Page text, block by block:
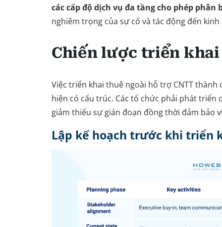
các cấp độ dịch vụ đa tầng cho phép phân
nghiêm trọng của sự cố và tác động đến
Chiến lược triển
Việc triển khai thuê ngoài hỗ trợ CNTT
hiện có cấu trúc. Các tổ chức phải phát
giảm thiểu sự gián đoạn đồng thời đảm bảo
Lập kế hoạch trước khi triển